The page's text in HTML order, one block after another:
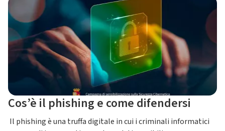
Cos’è il phishing e come difendersi
Il phishing è una truffa digitale in cui i criminali informatici